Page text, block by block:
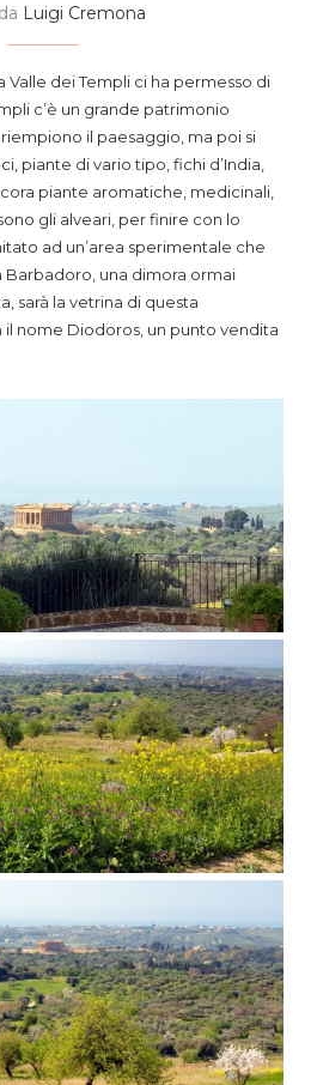
Luigi Cremona
Valle dei Templi ci ha permesso di
c’è un grande patrimonio
il paesaggio, ma poi si
piante di vario tipo, fichi d’India,
piante aromatiche, medicinali,
gli alveari, per finire con lo
ad un’area sperimentale che
Barbadoro, una dimora ormai
sarà la vetrina di questa
nome Diodoros, un punto vendita